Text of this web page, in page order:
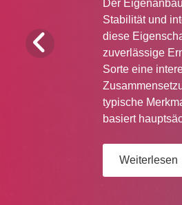
Der
Stabilität und
diese
zuverlässige
Sorte eine
typische
basiert
Weiterlesen